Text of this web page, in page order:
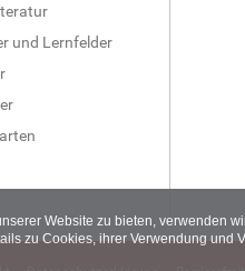
Website zu bieten, verwenden
zu Cookies, ihrer Verwendung und
und Lernfelder